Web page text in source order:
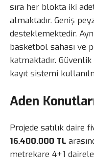
sıra her blokta iki
almaktadır. Geniş
desteklemektedir.
basketbol sahası ve
katmaktadır.
kayıt sistemi
Aden
Projede satılık daire
16.400.000 TL
metrekare 4+1